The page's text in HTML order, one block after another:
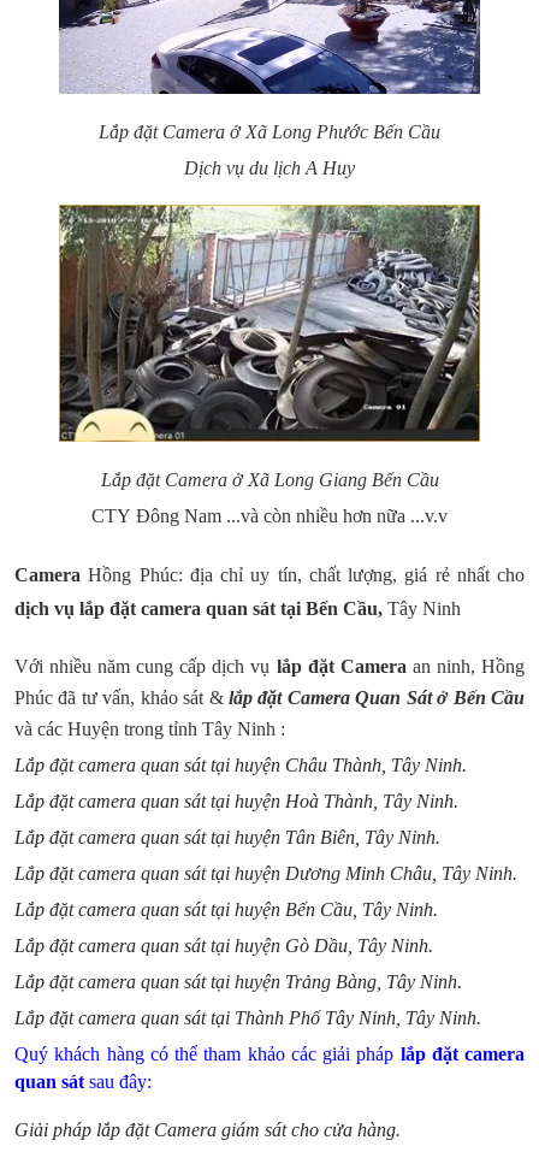
Lắp đặt Camera ở Xã Long Phước Bến Cầu
Dịch vụ du lịch A Huy
Lắp đặt Camera ở Xã Long Giang Bến Cầu
CTY Đông Nam ...và còn nhiều hơn nữa ...v.v
Camera Hồng Phúc: địa chỉ uy tín, chất lượng, giá rẻ nhất cho
dịch vụ lắp đặt camera quan sát tại Bến Cầu, Tây Ninh
Với nhiều năm cung cấp dịch vụ lắp đặt Camera an ninh, Hồng
Phúc đã tư vấn, khảo sát & lắp đặt Camera Quan Sát ở Bến Cầu
và các Huyện trong tỉnh Tây Ninh :
Lắp đặt camera quan sát tại huyện Châu Thành, Tây Ninh.
Lắp đặt camera quan sát tại huyện Hoà Thành, Tây Ninh.
Lắp đặt camera quan sát tại huyện Tân Biên, Tây Ninh.
Lắp đặt camera quan sát tại huyện Dương Minh Châu, Tây Ninh.
Lắp đặt camera quan sát tại huyện Bến Cầu, Tây Ninh.
Lắp đặt camera quan sát tại huyện Gò Dầu, Tây Ninh.
Lắp đặt camera quan sát tại huyện Trảng Bàng, Tây Ninh.
Lắp đặt camera quan sát tại Thành Phố Tây Ninh, Tây Ninh.
Quý khách hàng có thể tham khảo các giải pháp lắp đặt camera
quan sát sau đây:
Giải pháp lắp đặt Camera giám sát cho cửa hàng.